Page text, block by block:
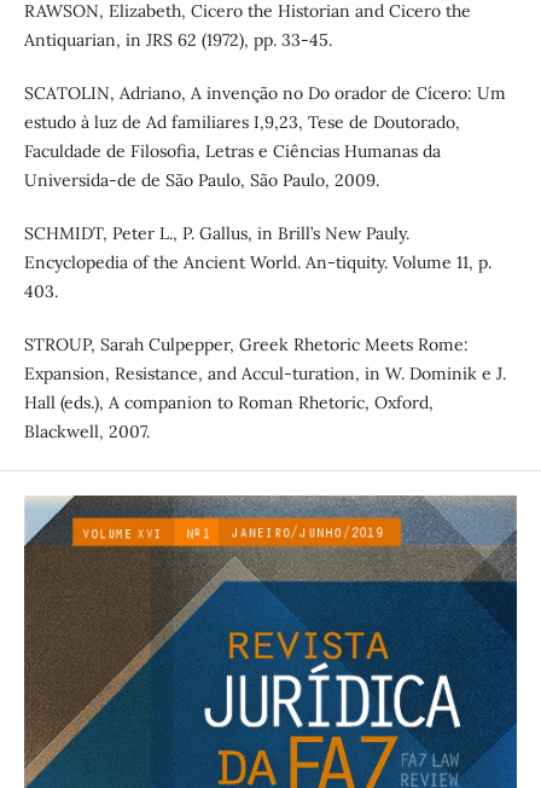
RAWSON, Elizabeth, Cicero the Historian and Cicero the
Antiquarian, in JRS 62 (1972), pp. 33-45.
SCATOLIN, Adriano, A invenção no Do orador de Cícero: Um
estudo à luz de Ad familiares I,9,23, Tese de Doutorado,
Faculdade de Filosofia, Letras e Ciências Humanas da
Universida-de de São Paulo, São Paulo, 2009.
SCHMIDT, Peter L., P. Gallus, in Brill’s New Pauly.
Encyclopedia of the Ancient World. An-tiquity. Volume 11, p.
403.
STROUP, Sarah Culpepper, Greek Rhetoric Meets Rome:
Expansion, Resistance, and Accul-turation, in W. Dominik e J.
Hall (eds.), A companion to Roman Rhetoric, Oxford,
Blackwell, 2007.